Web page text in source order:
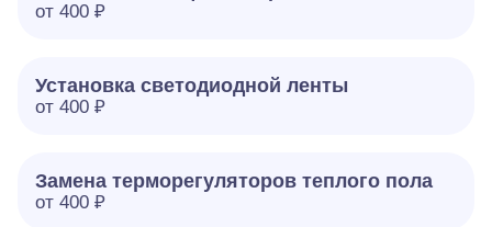
от 400 ₽
Установка светодиодной ленты
от 400 ₽
Замена терморегуляторов теплого пола
от 400 ₽